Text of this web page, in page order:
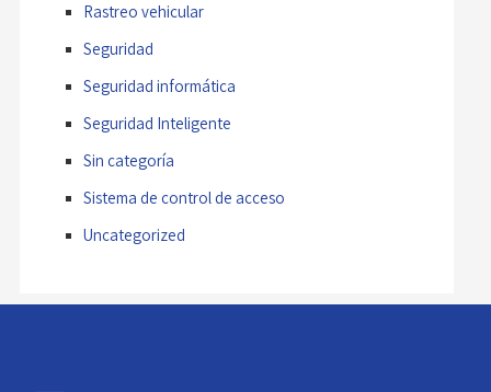
Rastreo vehicular
Seguridad
Seguridad informática
Seguridad Inteligente
Sin categoría
Sistema de control de acceso
Uncategorized